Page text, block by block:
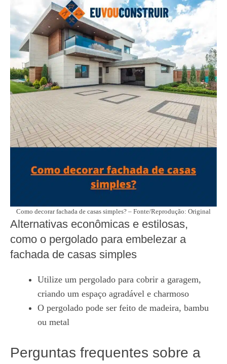
Como decorar fachada de casas simples? – Fonte/Reprodução: Original
Alternativas econômicas e estilosas,
como o pergolado para embelezar a
fachada de casas simples
Utilize um pergolado para cobrir a garagem,
criando um espaço agradável e charmoso
O pergolado pode ser feito de madeira, bambu
ou metal
Perguntas frequentes sobre a